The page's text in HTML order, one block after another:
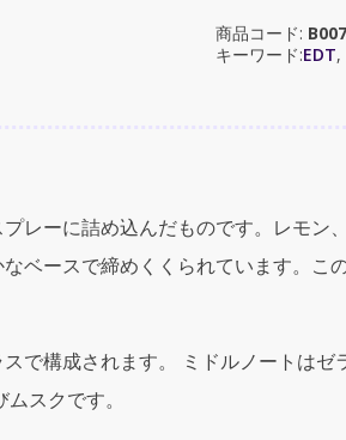
ル
サ
オ
ム)
Spray
商品コード:
キーワード:EDT,
レーに詰め込んだものです。レモ
ベースで締めくくられています。
で構成されます。 ミドルノートは
スクです。